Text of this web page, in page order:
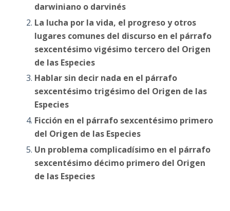
darwiniano o darvinés
La lucha por la vida, el progreso y otros
lugares comunes del discurso en el párrafo
sexcentésimo vigésimo tercero del Origen
de las Especies
Hablar sin decir nada en el párrafo
sexcentésimo trigésimo del Origen de las
Especies
Ficción en el párrafo sexcentésimo primero
del Origen de las Especies
Un problema complicadísimo en el párrafo
sexcentésimo décimo primero del Origen
de las Especies